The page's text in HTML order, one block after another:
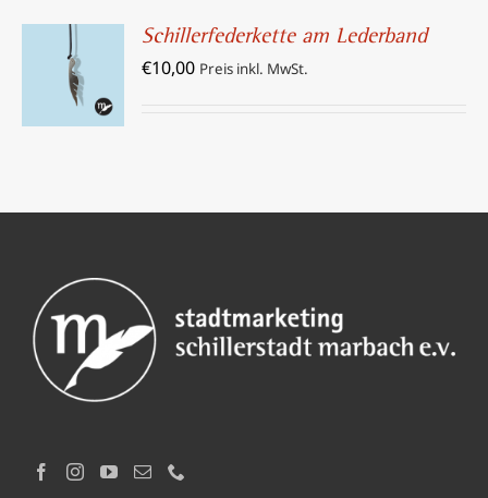
IN DEN
WARENKORB
/
DETAILS
Schillerfederkette am Lederband
€10,00 Preis inkl. MwSt.